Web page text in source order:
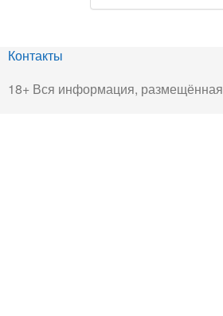
Контакты
18+ Вся информация, размещённая